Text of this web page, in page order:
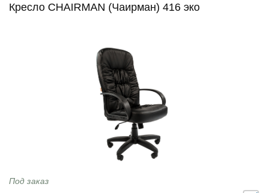
Кресло CHAIRMAN (Чаирман) 416 эко
Под заказ